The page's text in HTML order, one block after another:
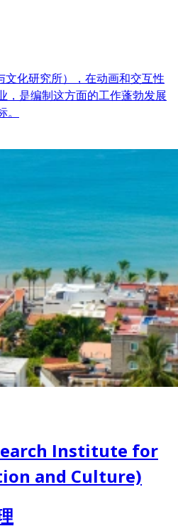
文化研究所），在动画和交互性
，是编制这方面的工作蓬勃发展
Institute for
and Culture)